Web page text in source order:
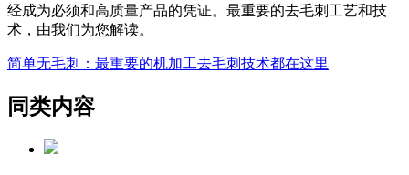
经成为必须和高质量产品的凭证。最重要的去毛刺工艺和技
术，由我们为您解读。
简单无毛刺：最重要的机加工去毛刺技术都在这里
同类内容